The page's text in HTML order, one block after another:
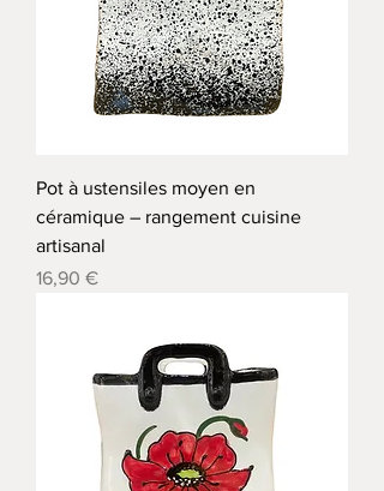
Pot à ustensiles moyen en
céramique – rangement cuisine
artisanal
Precio
16,90 €